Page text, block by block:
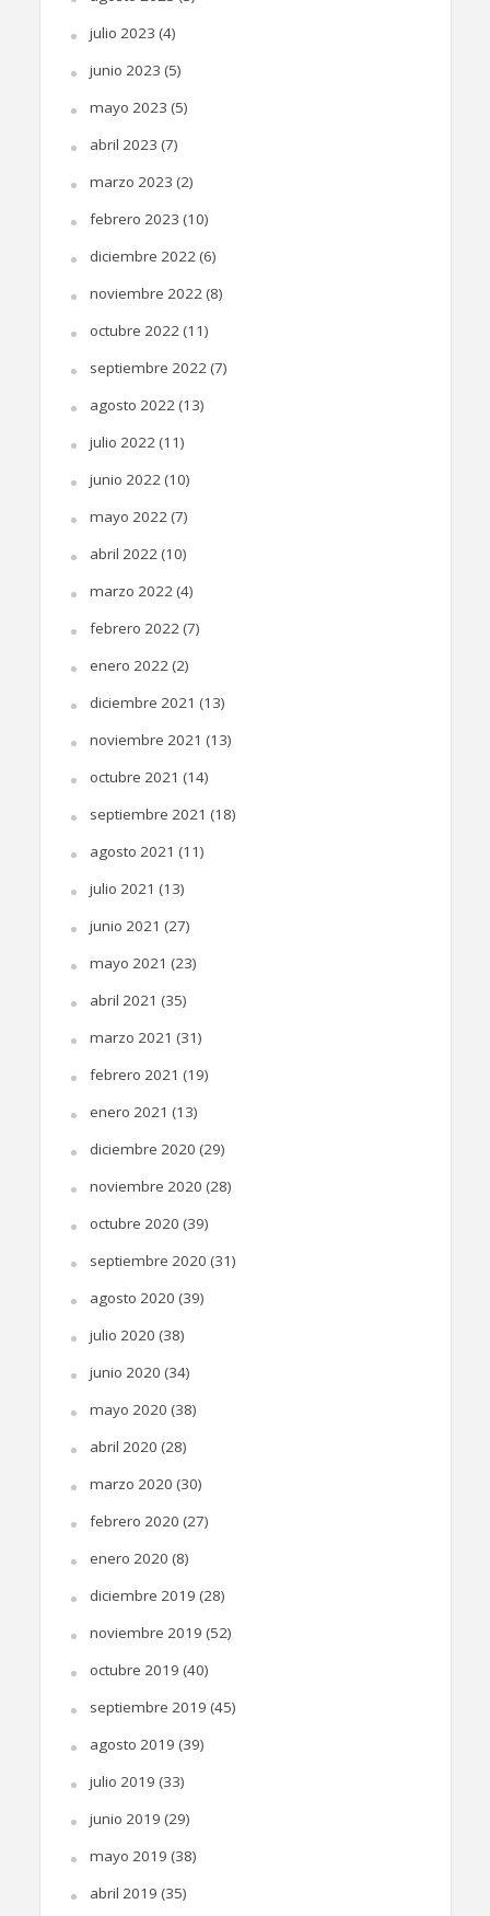
julio 2023 (4)
junio 2023 (5)
mayo 2023 (5)
abril 2023 (7)
marzo 2023 (2)
febrero 2023 (10)
diciembre 2022(6)
noviembre 2022(8)
octubre 2022(11)
septiembre 2022(7)
agosto 2022(13)
julio 2022(11)
junio 2022(10)
mayo 2022(7)
abril 2022(10)
marzo 2022(4)
febrero 2022(7)
enero 2022(2)
diciembre 2021 (13)
noviembre 2021 (13)
octubre 2021 (14)
septiembre 2021 (18)
agosto 2021 (11)
julio 2021 (13)
junio 2021 (27)
mayo 2021 (23)
abril 2021 (35)
marzo 2021 (31)
febrero 2021 (19)
enero 2021 (13)
diciembre 2020 (29)
noviembre 2020 (28)
octubre 2020 (39)
septiembre 2020 (31)
agosto 2020 (39)
julio 2020 (38)
junio 2020 (34)
mayo 2020 (38)
abril 2020 (28)
marzo 2020 (30)
febrero 2020 (27)
enero 2020 (8)
diciembre 2019 (28)
noviembre 2019 (52)
octubre 2019 (40)
septiembre 2019 (45)
agosto 2019 (39)
julio 2019 (33)
junio 2019 (29)
mayo 2019 (38)
abril 2019 (35)